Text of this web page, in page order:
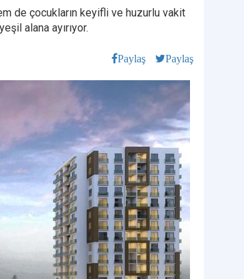
de çocukların keyifli ve huzurlu vakit
alana ayırıyor.
Paylaş Paylaş